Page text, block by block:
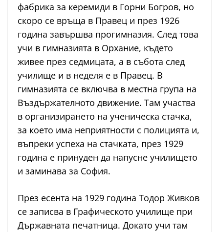
фабрика за керемиди в Горни Богров, но
скоро се връща в Правец и през 1926
година завършва прогимназия. След това
учи в гимназията в Орхание, където
живее през седмицата, а в събота след
училище и в неделя е в Правец. В
гимназията се включва в местна група на
Въздържателното движение. Там участва
в организирането на ученическа стачка,
за което има неприятности с полицията и,
въпреки успеха на стачката, през 1929
година е принуден да напусне училището
и заминава за София.
През есента на 1929 година Тодор Живков
се записва в Графическото училище при
Държавната печатница. Докато учи там